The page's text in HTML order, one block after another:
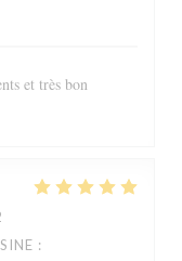
et très bon
: